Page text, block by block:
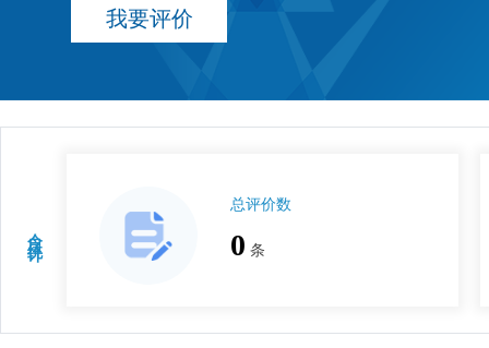
我要评价
今日统计
总评价数
0 条